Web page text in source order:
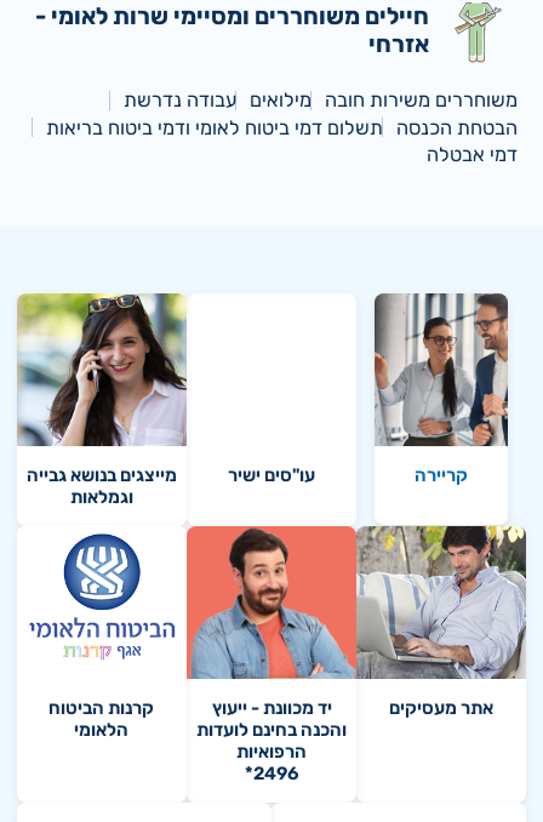
חיילים משוחררים ומסיימי שרות לאומי -
אזרחי
משוחררים משירות חובה מילואים
עבודה נדרשת
הבטחת הכנסה
תשלום דמי ביטוח לאומי ודמי ביטוח בריאות
דמי אבטלה
קריירה עו"סים ישיר
מייצגים בנושא גבייה
וגמלאות
אתר מעסיקים
יד מכוונת - ייעוץ
והכנה בחינם לועדות
הרפואיות
*2496
קרנות הביטוח
הלאומי